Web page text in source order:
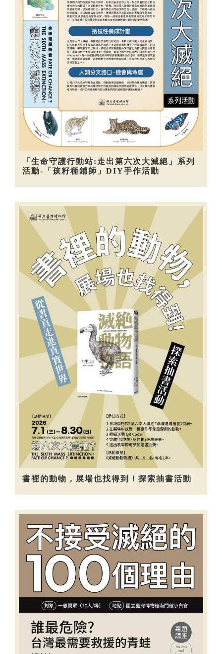
「生命守護行動站:走出第六次大滅絕」系列
活動-「孩籽種鋪師」DIY手作活動
書裡的動物，展場也找得到！探索抽書活動